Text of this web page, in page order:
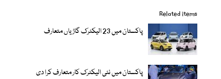
Related items
پاکستان میں 23 الیکٹرک گاڑیاں متعارف
پاکستان میں نئی الیکٹرک کار متعارف کرا دی